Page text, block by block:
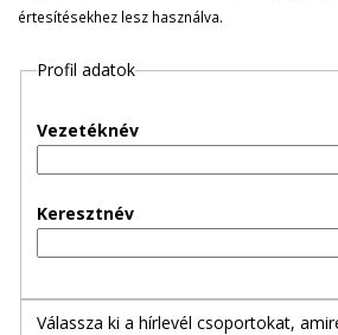
g
e
értesítésekhez lesz használva.
Profil adatok
Vezetéknév
Keresztnév
Válassza ki a hírlevél csoportokat,